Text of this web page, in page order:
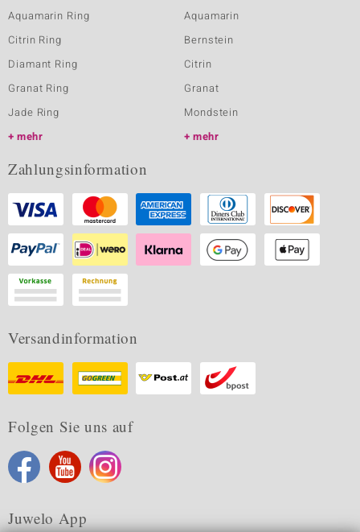
Aquamarin Ring
Citrin Ring
Diamant Ring
Granat Ring
Jade Ring
mehr
Aquamarin
Bernstein
Citrin
Granat
Mondstein
mehr
Zahlungsinformation
Versandinformation
Folgen Sie uns auf
Juwelo App